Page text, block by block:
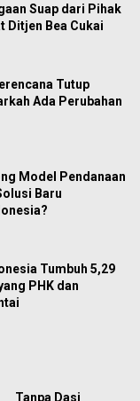
Suap dari Pihak
Ditjen Bea Cukai
Tutup
Ada Perubahan
Model Pendanaan
Baru
Tumbuh 5,29
PHK dan
Tanpa Dasi